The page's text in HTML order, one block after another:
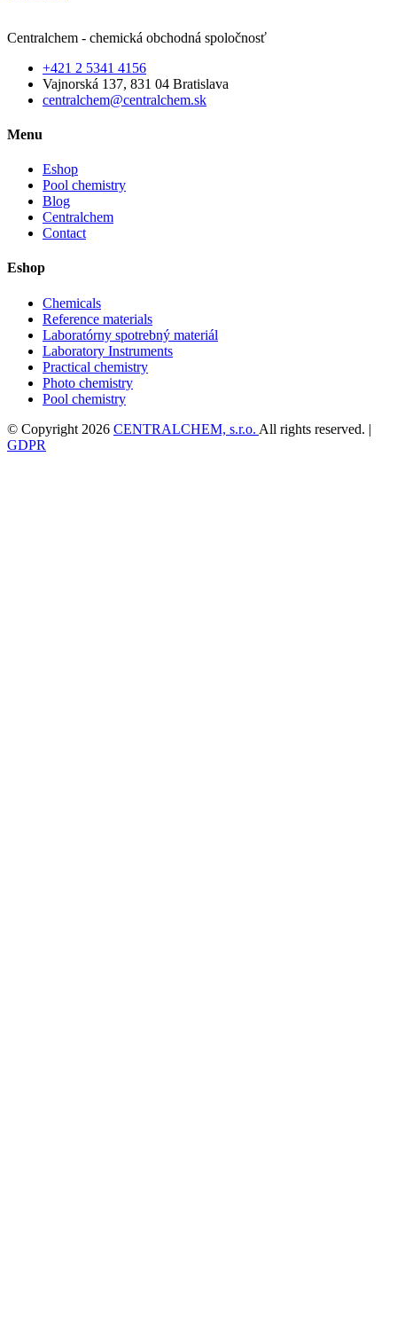
Centralchem - chemická obchodná spoločnosť
+421 2 5341 4156
Vajnorská 137, 831 04 Bratislava
centralchem@centralchem.sk
Menu
Eshop
Pool chemistry
Blog
Centralchem
Contact
Eshop
Chemicals
Reference materials
Laboratórny spotrebný materiál
Laboratory Instruments
Practical chemistry
Photo chemistry
Pool chemistry
© Copyright 2026 CENTRALCHEM, s.r.o. All rights reserved. |
GDPR